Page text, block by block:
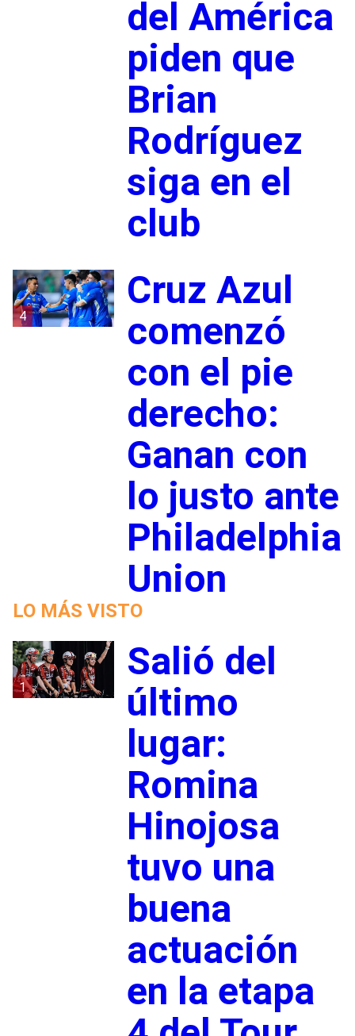
del América
piden que
Brian
Rodríguez
siga en el
club
4
Cruz Azul
comenzó
con el pie
derecho:
Ganan con
lo justo ante
Philadelphia
Union
LO MÁS VISTO
1
Salió del
último
lugar:
Romina
Hinojosa
tuvo una
buena
actuación
en la etapa